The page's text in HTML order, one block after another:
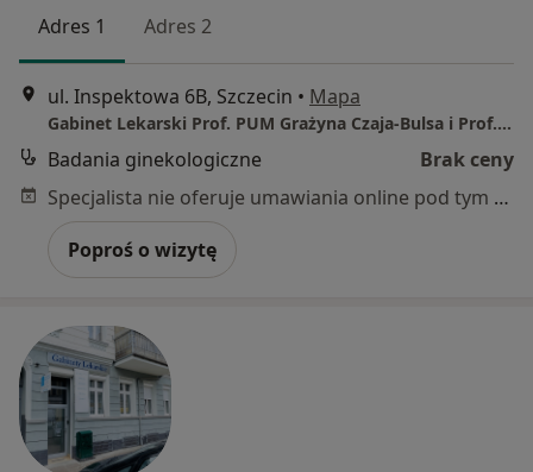
Adres 1 Adres 2
ul. Inspektowa 6B, Szczecin • Mapa
Gabinet Lekarski Prof. PUM Grażyna Czaja-Bulsa i Prof. US Marek Bulsa
Badania ginekologiczne
Brak ceny
Specjalista nie oferuje umawiania online pod tym adresem.
Poproś o wizytę